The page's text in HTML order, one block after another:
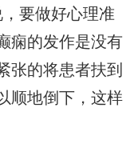
要做好心理准
痫的发作是没有
张的将患者扶到
顺地倒下，这样